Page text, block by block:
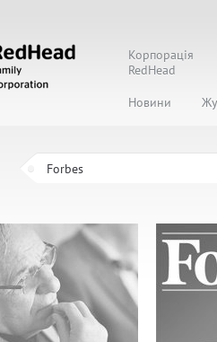
Корпорація
RedHead
Новини